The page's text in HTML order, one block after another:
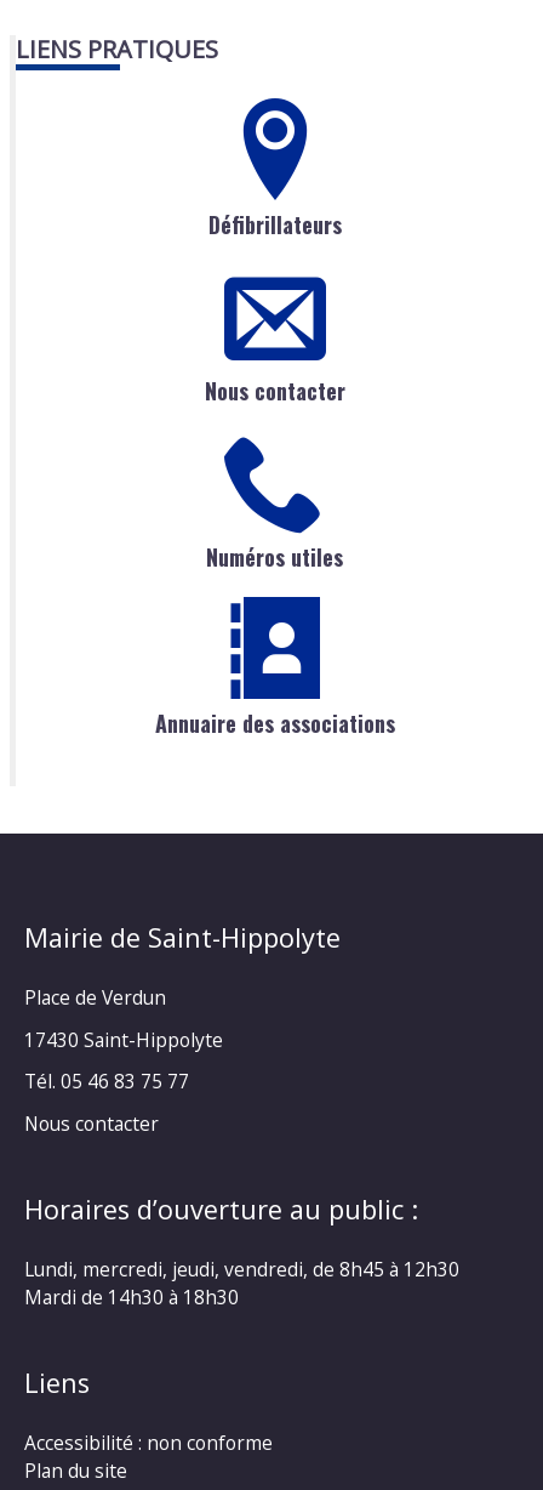
LIENS PRATIQUES
Défibrillateurs
Nous contacter
Numéros utiles
Annuaire des associations
Mairie de Saint-Hippolyte
Place de Verdun
17430 Saint-Hippolyte
Tél. 05 46 83 75 77
Nous contacter
Horaires d’ouverture au public :
Lundi, mercredi, jeudi, vendredi, de 8h45 à 12h30
Mardi de 14h30 à 18h30
Liens
Accessibilité : non conforme
Plan du site